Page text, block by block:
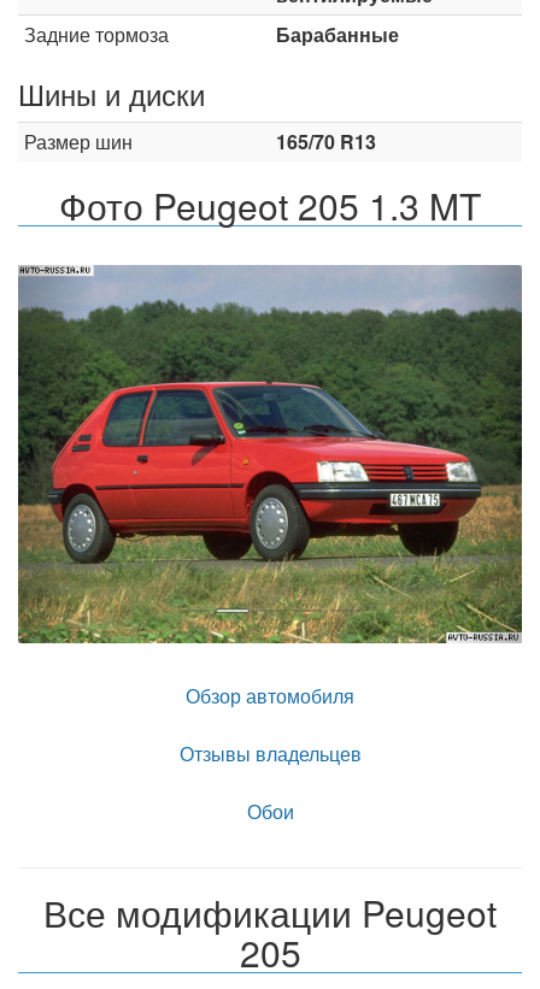
Задние тормоза
Барабанные
Шины и диски
Размер шин 165/70 R13
Фото Peugeot 205 1.3 MT
Назад
Обзор автомобиля
Отзывы владельцев
Обои
Все модификации Peugeot
205